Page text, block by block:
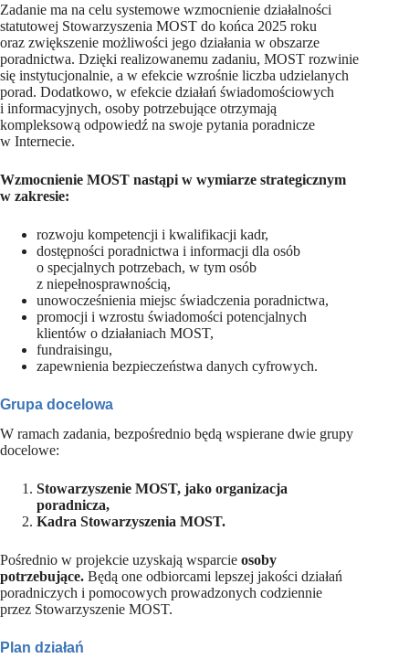
Zadanie ma na celu systemowe wzmocnienie działalności
statutowej Stowarzyszenia MOST do końca 2025 roku
oraz zwiększenie możliwości jego działania w obszarze
poradnictwa. Dzięki realizowanemu zadaniu, MOST rozwinie
się instytucjonalnie, a w efekcie wzrośnie liczba udzielanych
porad. Dodatkowo, w efekcie działań świadomościowych
i informacyjnych, osoby potrzebujące otrzymają
kompleksową odpowiedź na swoje pytania poradnicze
w Internecie.
Wzmocnienie MOST nastąpi w wymiarze strategicznym
w zakresie:
rozwoju kompetencji i kwalifikacji kadr,
dostępności poradnictwa i informacji dla osób
o specjalnych potrzebach, w tym osób
z niepełnosprawnością,
unowocześnienia miejsc świadczenia poradnictwa,
promocji i wzrostu świadomości potencjalnych
klientów o działaniach MOST,
fundraisingu,
zapewnienia bezpieczeństwa danych cyfrowych.
Grupa docelowa
W ramach zadania, bezpośrednio będą wspierane dwie grupy
docelowe:
Stowarzyszenie MOST, jako organizacja
poradnicza,
Kadra Stowarzyszenia MOST.
Pośrednio w projekcie uzyskają wsparcie osoby
potrzebujące. Będą one odbiorcami lepszej jakości działań
poradniczych i pomocowych prowadzonych codziennie
przez Stowarzyszenie MOST.
Plan działań